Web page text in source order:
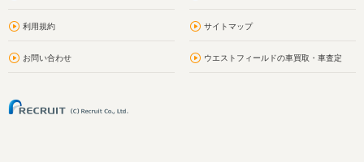
利用規約 サイトマップ
お問い合わせ ウエストフィールドの車買取・車査定